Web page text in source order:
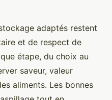
adaptés restent
et de respect de
étape, du choix au
saveur, valeur
aliments. Les bonnes